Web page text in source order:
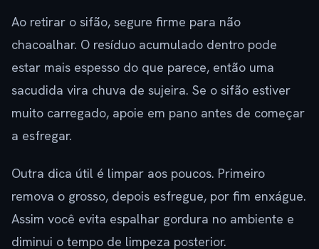
Ao retirar o sifão, segure firme para não
chacoalhar. O resíduo acumulado dentro pode
estar mais espesso do que parece, então uma
sacudida vira chuva de sujeira. Se o sifão estiver
muito carregado, apoie em pano antes de começar
a esfregar.
Outra dica útil é limpar aos poucos. Primeiro
remova o grosso, depois esfregue, por fim enxágue.
Assim você evita espalhar gordura no ambiente e
diminui o tempo de limpeza posterior.